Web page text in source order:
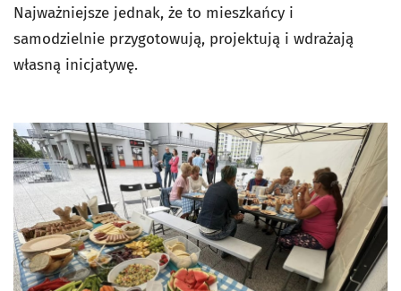
Najważniejsze jednak, że to mieszkańcy i
samodzielnie przygotowują, projektują i wdrażają
własną inicjatywę.